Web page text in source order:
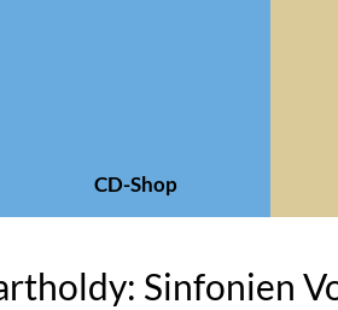
CD-Shop
Sinfonien